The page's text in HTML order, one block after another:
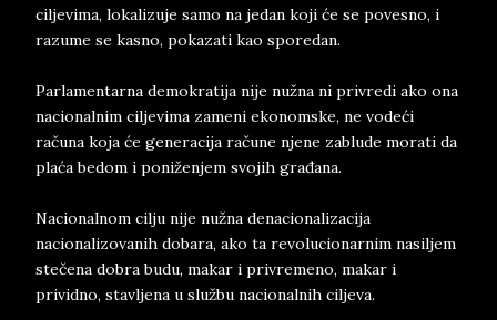
ciljevima, lokalizuje samo na jedan koji će se povesno, i
razume se kasno, pokazati kao sporedan.
Parlamentarna demokratija nije nužna ni privredi ako ona
nacionalnim ciljevima zameni ekonomske, ne vodeći
računa koja će generacija račune njene zablude morati da
plaća bedom i poniženjem svojih građana.
Nacionalnom cilju nije nužna denacionalizacija
nacionalizovanih dobara, ako ta revolucionarnim nasiljem
stečena dobra budu, makar i privremeno, makar i
prividno, stavljena u službu nacionalnih ciljeva.